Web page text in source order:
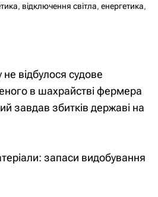
, відключення світла, енергетика,
відбулося судове
в шахрайстві фермера
завдав збитків державі на
запаси видобування